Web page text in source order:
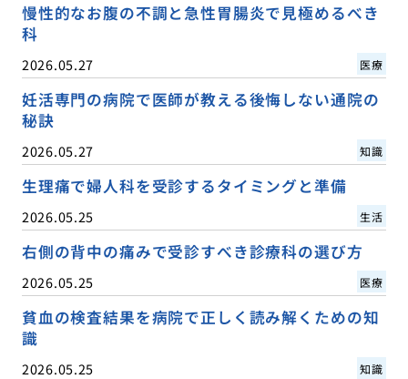
慢性的なお腹の不調と急性胃腸炎で見極めるべき
科
2026.05.27 医療
妊活専門の病院で医師が教える後悔しない通院の
秘訣
2026.05.27 知識
生理痛で婦人科を受診するタイミングと準備
2026.05.25 生活
右側の背中の痛みで受診すべき診療科の選び方
2026.05.25 医療
貧血の検査結果を病院で正しく読み解くための知
識
2026.05.25 知識